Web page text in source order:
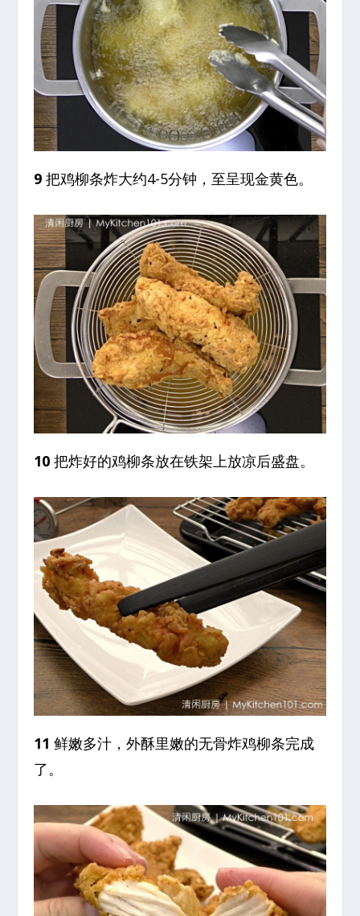
9 把鸡柳条炸大约4-5分钟，至呈现金黄色。
10 把炸好的鸡柳条放在铁架上放凉后盛盘。
11 鲜嫩多汁，外酥里嫩的无骨炸鸡柳条完成
了。